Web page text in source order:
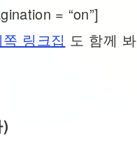
= “on”]
쪽 링크집 도 함께 봐
빵맨과 이상 사회 –
만약 공산주의가 실